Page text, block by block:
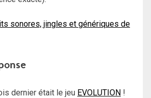
sonores, jingles et génériques de
dernier était le jeu EVOLUTION !